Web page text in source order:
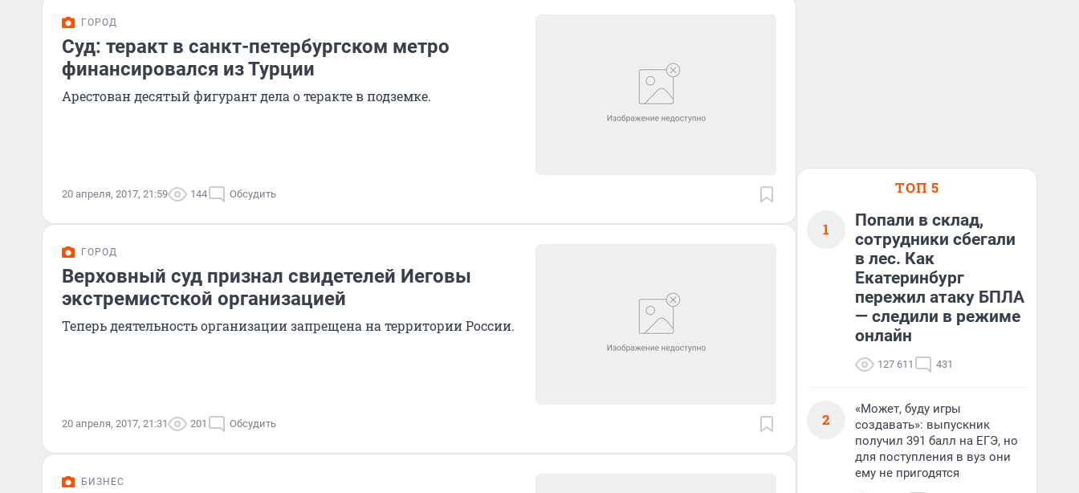
ГОРОД
Суд: теракт в санкт-петербургском метро
финансировался из Турции
Арестован десятый фигурант дела о теракте в подземке.
20 апреля, 2017, 21:59 144 Обсудить
ГОРОД
Верховный суд признал свидетелей Иеговы
экстремистской организацией
Теперь деятельность организации запрещена на территории России.
20 апреля, 2017, 21:31 201 Обсудить
БИЗНЕС
ТОП 5
1
Попали в склад,
сотрудники сбегали
в лес. Как
Екатеринбург
пережил атаку БПЛА
— следили в режиме
онлайн
127 611 431
2
«Может, буду игры
создавать»: выпускник
получил 391 балл на ЕГЭ, но
для поступления в вуз они
ему не пригодятся